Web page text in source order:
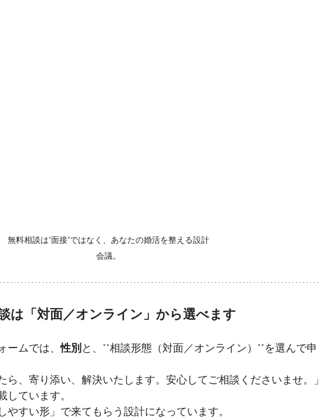
無料相談は“面接”ではなく、あなたの婚活を整える設計
会議。
は「対面／オンライン」から選べます
ームでは、性別 と、**相談形態（対面／オンライン）**を選んで申
ら、寄り添い、解決いたします。安心してご相談くださいませ。」
しています。
やすい形」で来てもらう設計になっています。